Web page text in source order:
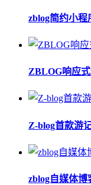
zblog简约小
ZBLOG响应
Z-blog首款游
zblog自媒体博